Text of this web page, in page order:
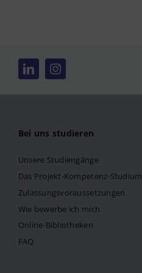
Bei uns studieren
Unsere Studiengänge
Das Projekt-Kompetenz-Studium
Zulassungsvoraussetzungen
Wie bewerbe ich mich
Online-Bibliotheken
FAQ